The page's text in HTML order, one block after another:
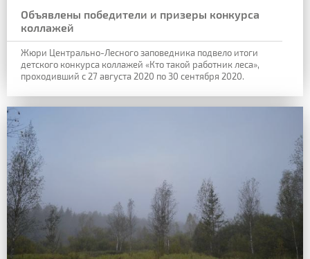
Объявлены победители и призеры конкурса
коллажей
Жюри Центрально-Лесного заповедника подвело итоги
детского конкурса коллажей «Кто такой работник леса»,
проходивший с 27 августа 2020 по 30 сентября 2020.